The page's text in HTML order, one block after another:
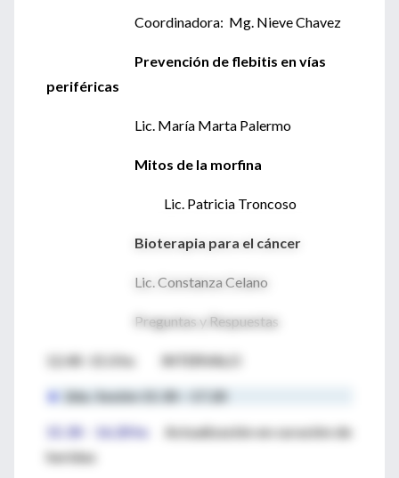
Coordinadora: Mg. Nieve Chavez
Prevención de flebitis en vías
periféricas
Lic. María Marta Palermo
Mitos de la morfina
Lic. Patricia Troncoso
Bioterapia para el cáncer
Lic. Constanza Celano
Preguntas y Respuestas
12.40 -15.0 hs INTERVALO
► 2da. Sesión 15.30 – 17.20
15.30 - 16.20 hs Actualización encuración de
heridas